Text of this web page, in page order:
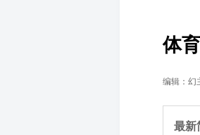
体
编辑：幻
最新